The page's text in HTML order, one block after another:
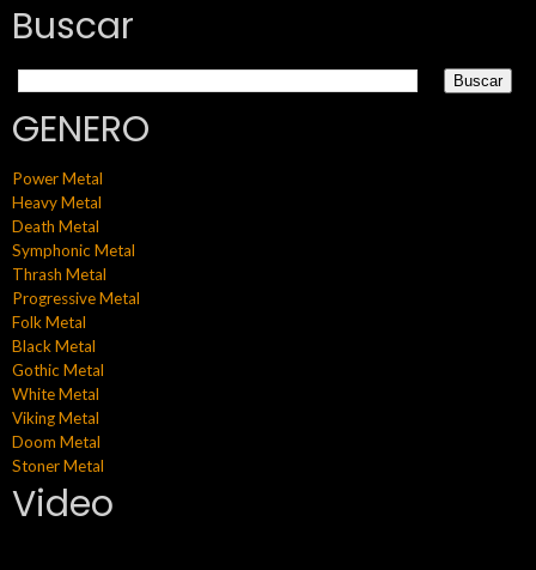
Buscar
GENERO
Power Metal
Heavy Metal
Death Metal
Symphonic Metal
Thrash Metal
Progressive Metal
Folk Metal
Black Metal
Gothic Metal
White Metal
Viking Metal
Doom Metal
Stoner Metal
Video